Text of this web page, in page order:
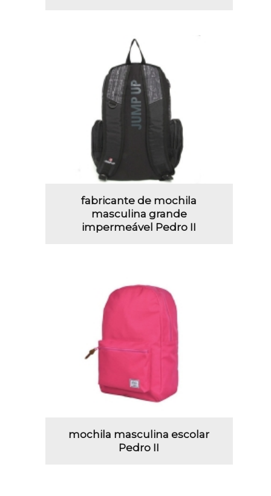
fabricante de mochila
masculina grande
impermeável Pedro II
mochila masculina escolar
Pedro II